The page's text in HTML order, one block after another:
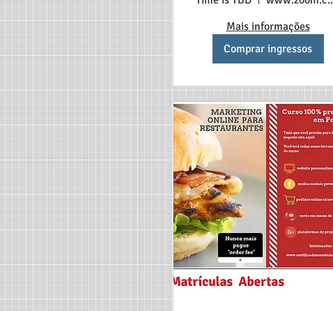
Mais informações
Comprar ingressos